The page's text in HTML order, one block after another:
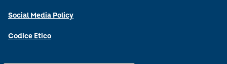
Social Media Policy
Codice Etico